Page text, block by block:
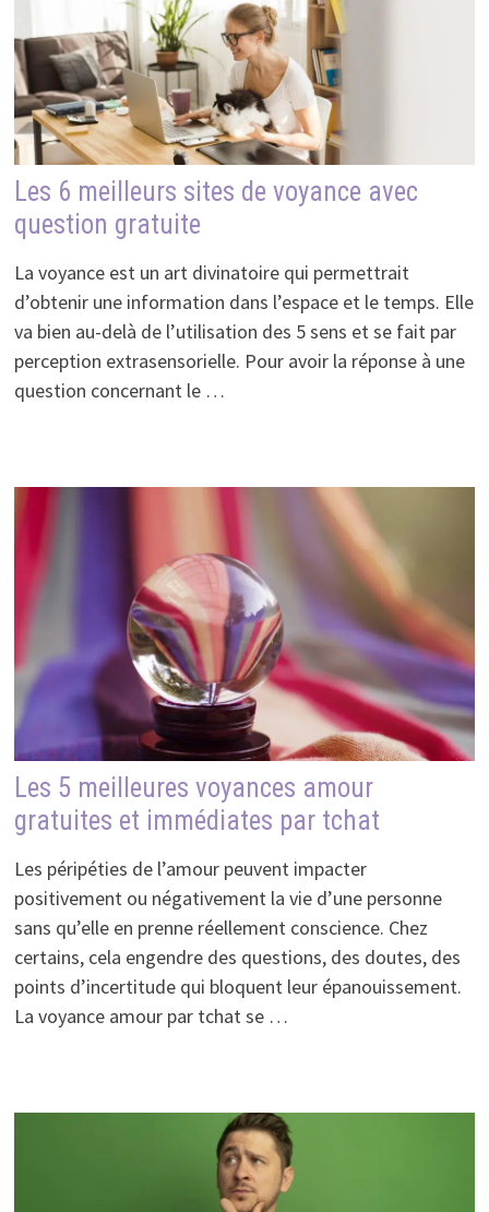
Les 6 meilleurs sites de voyance avec
question gratuite
La voyance est un art divinatoire qui permettrait
d’obtenir une information dans l’espace et le temps. Elle
va bien au-delà de l’utilisation des 5 sens et se fait par
perception extrasensorielle. Pour avoir la réponse à une
question concernant le …
Les 5 meilleures voyances amour
gratuites et immédiates par tchat
Les péripéties de l’amour peuvent impacter
positivement ou négativement la vie d’une personne
sans qu’elle en prenne réellement conscience. Chez
certains, cela engendre des questions, des doutes, des
points d’incertitude qui bloquent leur épanouissement.
La voyance amour par tchat se …